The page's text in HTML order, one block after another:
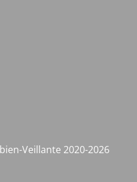
Veillante 2020-2026